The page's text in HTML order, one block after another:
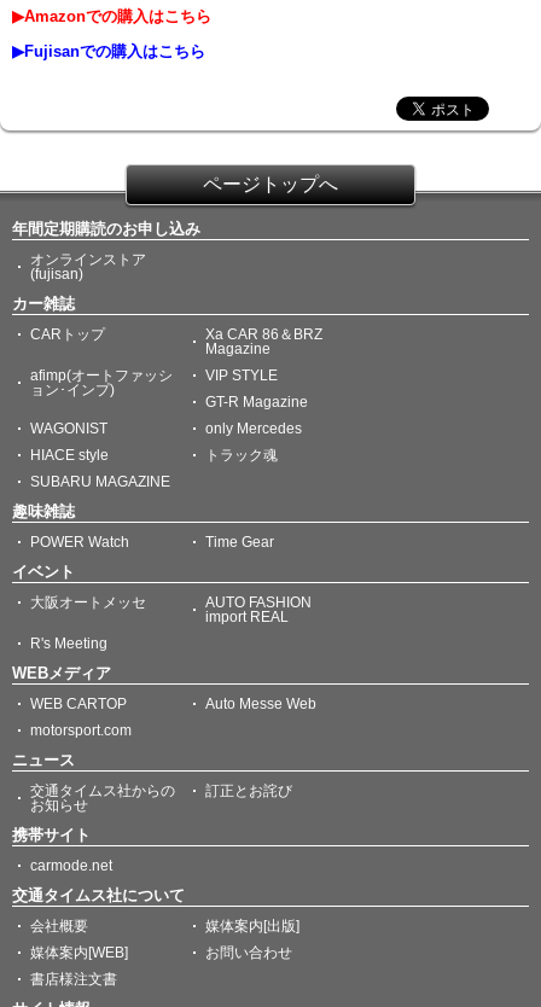
▶Amazonでの購入はこちら
▶Fujisanでの購入はこちら
ページトップへ
年間定期購読のお申し込み
オンラインストア
(fujisan)
カー雑誌
CARトップ
Xa CAR 86＆BRZ
Magazine
afimp(オートファッシ
ョン･インプ)
VIP STYLE
GT-R Magazine
WAGONIST
only Mercedes
HIACE style
トラック魂
SUBARU MAGAZINE
趣味雑誌
POWER Watch Time Gear
イベント
大阪オートメッセ
AUTO FASHION
import REAL
R's Meeting
WEBメディア
WEB CARTOP
Auto Messe Web
motorsport.com
ニュース
交通タイムス社からの
お知らせ
訂正とお詫び
携帯サイト
carmode.net
交通タイムス社について
会社概要
媒体案内[出版]
媒体案内[WEB]
お問い合わせ
書店様注文書